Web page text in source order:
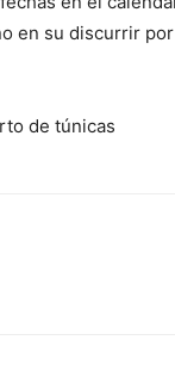
en su discurrir
de túnicas